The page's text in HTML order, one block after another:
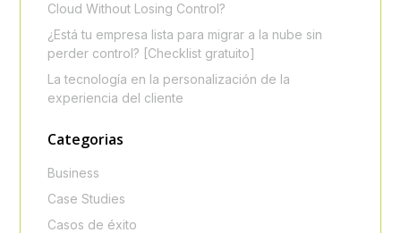
Cloud Without Losing Control?
¿Está tu empresa lista para migrar a la nube sin
perder control? [Checklist gratuito]
La tecnología en la personalización de la
experiencia del cliente
Categorias
Business
Case Studies
Casos de éxito